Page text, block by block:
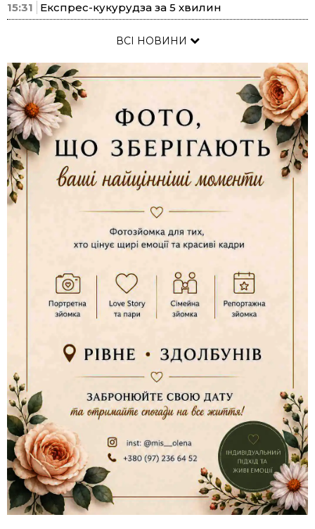
15:31
Експрес-кукурудза за 5 хвилин
ВСІ НОВИНИ